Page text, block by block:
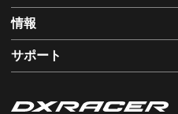
情報
サポート